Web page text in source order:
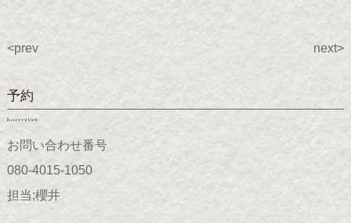
<prev next>
予約
Reservation
お問い合わせ番号
080-4015-1050
担当;櫻井